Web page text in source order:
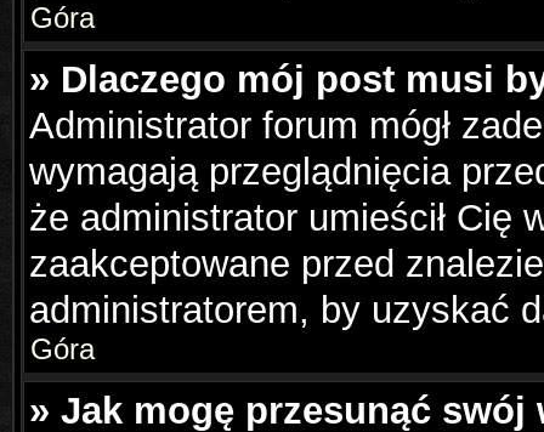
Góra
» Dlaczego mój post musi
Administrator forum mógł
wymagają przeglądnięcia
że administrator umieścił Cię
zaakceptowane przed
administratorem, by uzyskać
Góra
» Jak mogę przesunąć swój